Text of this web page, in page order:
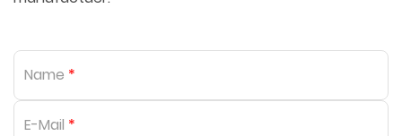
Name *
E-Mail *